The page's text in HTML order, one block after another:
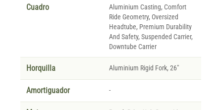
Cuadro
Aluminium Casting, Comfort
Ride Geometry, Oversized
Headtube, Premium Durability
And Safety, Suspended Carrier,
Downtube Carrier
Horquilla Aluminium Rigid Fork, 26"
Amortiguador -